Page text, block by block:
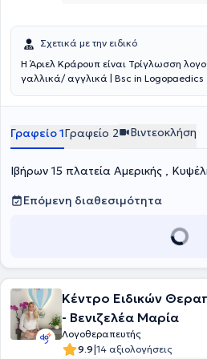
Σχετικά με την ειδικό
Η Άριελ Κράρουπ είναι Τρίγλωσση
γαλλικά/ αγγλικά | Bsc in Logopaedics
Γραφείο 1Γραφείο 2 Βιντεοκλήση
Ιβήρων 15 πλατεία Αμερικής ,
Επόμενη διαθεσιμότητα
Κέντρο Ειδικών
- Βενιζελέα Μαρία
Λογοθεραπευτής
9.9|14 αξιολογήσεις